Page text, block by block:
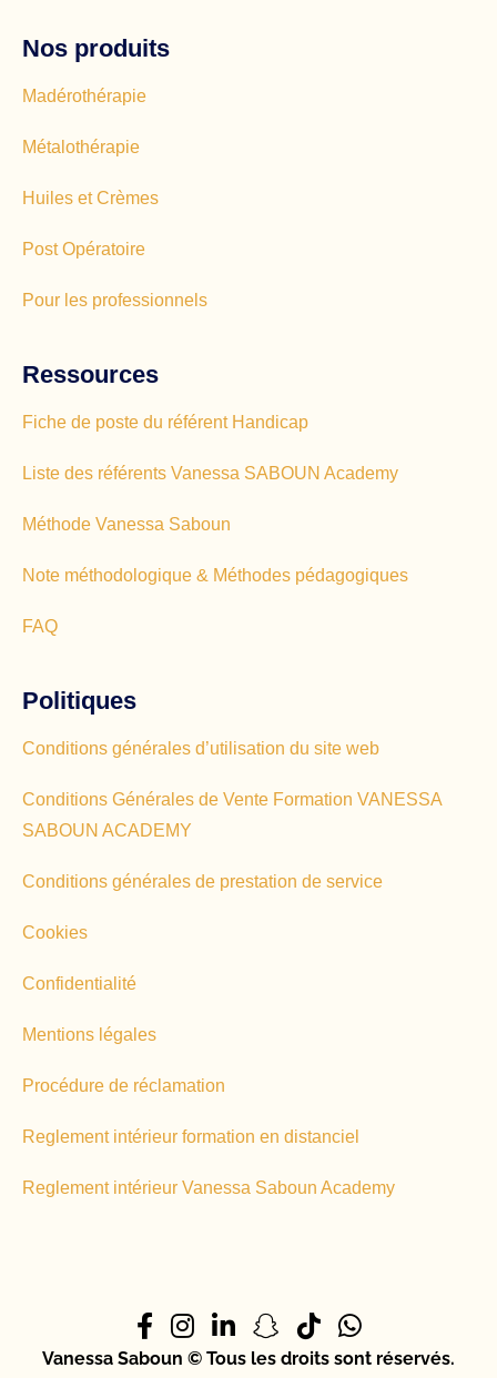
Nos produits
Madérothérapie
Métalothérapie
Huiles et Crèmes
Post Opératoire
Pour les professionnels
Ressources
Fiche de poste du référent Handicap
Liste des référents Vanessa SABOUN Academy
Méthode Vanessa Saboun
Note méthodologique & Méthodes pédagogiques
FAQ
Politiques
Conditions générales d’utilisation du site web
Conditions Générales de Vente Formation VANESSA
SABOUN ACADEMY
Conditions générales de prestation de service
Cookies
Confidentialité
Mentions légales
Procédure de réclamation
Reglement intérieur formation en distanciel
Reglement intérieur Vanessa Saboun Academy
Vanessa Saboun © Tous les droits sont réservés.